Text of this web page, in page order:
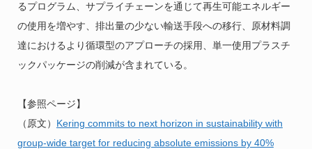
るプログラム、サプライチェーンを通じて再生可能エネルギー
の使用を増やす、排出量の少ない輸送手段への移行、原材料調
達におけるより循環型のアプローチの採用、単一使用プラスチ
ックパッケージの削減が含まれている。
【参照ページ】
（原文） Kering commits to next horizon in sustainability with
group-wide target for reducing absolute emissions by 40%